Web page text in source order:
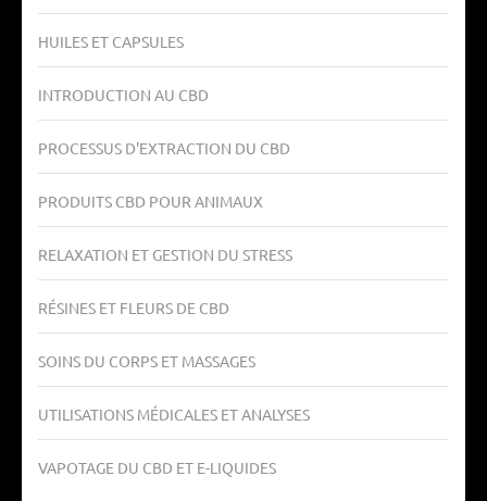
HUILES ET CAPSULES
INTRODUCTION AU CBD
PROCESSUS D'EXTRACTION DU CBD
PRODUITS CBD POUR ANIMAUX
RELAXATION ET GESTION DU STRESS
RÉSINES ET FLEURS DE CBD
SOINS DU CORPS ET MASSAGES
UTILISATIONS MÉDICALES ET ANALYSES
VAPOTAGE DU CBD ET E-LIQUIDES